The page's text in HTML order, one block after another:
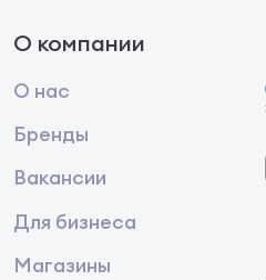
О компании
О нас
Бренды
Вакансии
Для бизнеса
Магазины